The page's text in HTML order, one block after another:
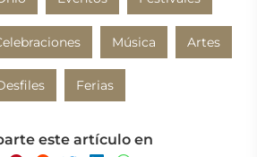
Música Artes
Ferias
este artículo en